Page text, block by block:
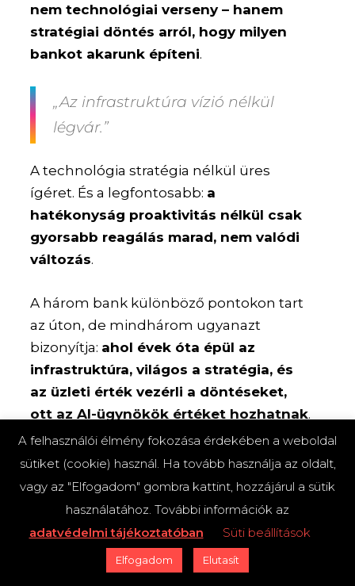
nem technológiai verseny – hanem
stratégiai döntés arról, hogy milyen
bankot akarunk építeni.
„Az infrastruktúra vízió nélkül
légvár.”
A technológia stratégia nélkül üres
ígéret. És a legfontosabb: a
hatékonyság proaktivitás nélkül csak
gyorsabb reagálás marad, nem valódi
változás.
A három bank különböző pontokon tart
az úton, de mindhárom ugyanazt
bizonyítja: ahol évek óta épül az
infrastruktúra, világos a stratégia, és
az üzleti érték vezérli a döntéseket,
ott az AI-ügynökök értéket hozhatnak.
Nem mindenütt, nem mindenre, és
nem minden emberi beavatkozás nélkül
– de működnek.
A pilot projektek élesbe mennek, a
mérhető eredmények megjelennek, az
ügyfelek elfogadják.A teljes átalakulás
A felhasználói élmény fokozása érdekében a weboldal
sütiket (cookie) használ. Ha tovább használja az oldalt,
vagy az "Elfogadom" gombra kattint, hozzájárul a sütik
használatához. További információk az
adatvédelmi tájékoztatóban
Süti beállítások
Elfogadom Elutasít